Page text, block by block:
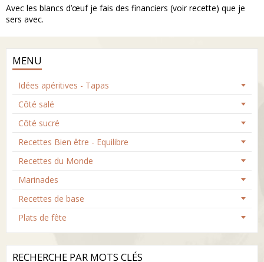
Avec les blancs d’œuf je fais des financiers (voir recette) que je
sers avec.
MENU
Idées apéritives - Tapas
Côté salé
Côté sucré
Recettes Bien être - Equilibre
Recettes du Monde
Marinades
Recettes de base
Plats de fête
RECHERCHE PAR MOTS CLÉS